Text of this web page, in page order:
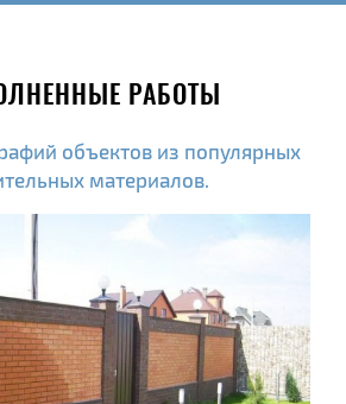
РАБОТЫ
объектов из популярных
материалов.